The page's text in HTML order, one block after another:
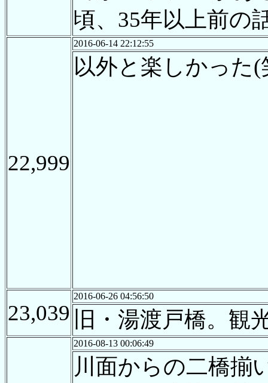
頃、35年以上前の
22,999
2016-06-14 22:12:55
以外と楽しかった(
23,039
2016-06-26 04:56:50
旧・湯渡戸橋。観
2016-08-13 00:06:49
川面からの二橋